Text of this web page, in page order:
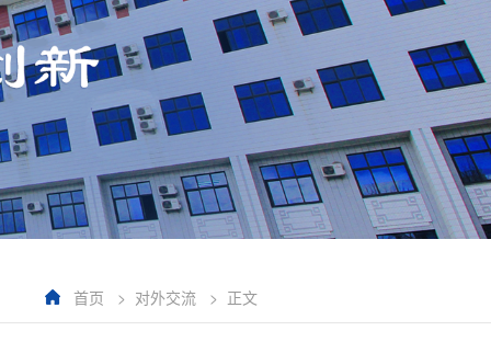
首页 > 对外交流 > 正文